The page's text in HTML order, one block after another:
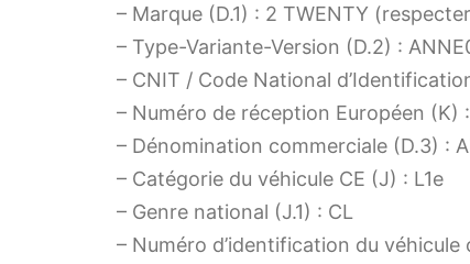
– Marque (D.1) : 2 TWENTY
– Type-Variante-Version (D.2) :
– CNIT / Code National
– Numéro de réception Européen (K)
– Dénomination commerciale (D.3) :
– Catégorie du véhicule CE (J) : L1e
– Genre national (J.1) : CL
– Numéro d’identification du